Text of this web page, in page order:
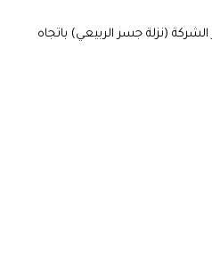
(نزلة جسر الربيعي) باتجاه